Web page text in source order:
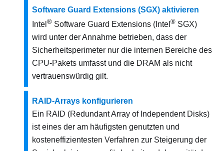
Software Guard Extensions (SGX) aktivieren
Intel ® Software Guard Extensions (Intel ® SGX)
wird unter der Annahme betrieben, dass der
Sicherheitsperimeter nur die internen Bereiche des
CPU-Pakets umfasst und die DRAM als nicht
vertrauenswürdig gilt.
RAID-Arrays konfigurieren
Ein RAID (Redundant Array of Independent Disks)
ist eines der am häufigsten genutzten und
kosteneffizientesten Verfahren zur Steigerung der